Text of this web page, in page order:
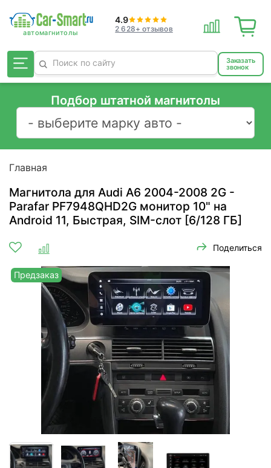
4.9
2 628+ отзывов
Заказать
звонок
Подбор штатной магнитолы
Главная
Магнитола для Audi A6 2004-2008 2G -
Parafar PF7948QHD2G монитор 10" на
Android 11, Быстрая, SIM-слот [6/128 ГБ]
Поделиться
Предзаказ